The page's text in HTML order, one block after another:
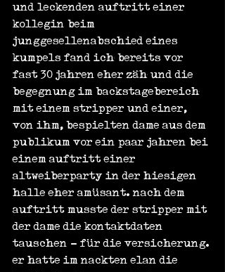
und leckenden auftritt einer
kollegin beim
junggesellenabschied eines
kumpels fand ich bereits vor
fast 30 jahren eher zäh und die
begegnung im backstagebereich
mit einem stripper und einer,
von ihm, bespielten dame aus dem
publikum vor ein paar jahren bei
einem auftritt einer
altweiberparty in der hiesigen
halle eher amüsant. nach dem
auftritt musste der stripper mit
der dame die kontaktdaten
tauschen - für die versicherung.
er hatte im nackten elan die